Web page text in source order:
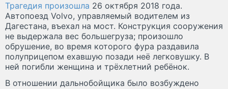
Трагедия произошла 26 октября 2018 года.
Автопоезд Volvo, управляемый водителем из
Дагестана, въехал на мост. Конструкция сооружения
не выдержала вес большегруза; произошло
обрушение, во время которого фура раздавила
полуприцепом ехавшую позади неё легковушку. В
ней погибли женщина и трёхлетний ребёнок.
В отношении дальнобойщика было возбуждено